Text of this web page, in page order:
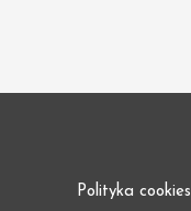
Polityka cookies